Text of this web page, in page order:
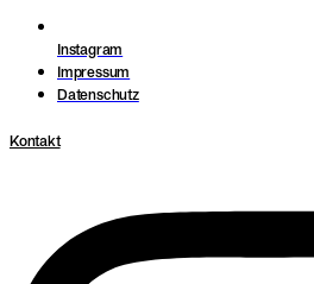
Instagram
Impressum
Datenschutz
Kontakt